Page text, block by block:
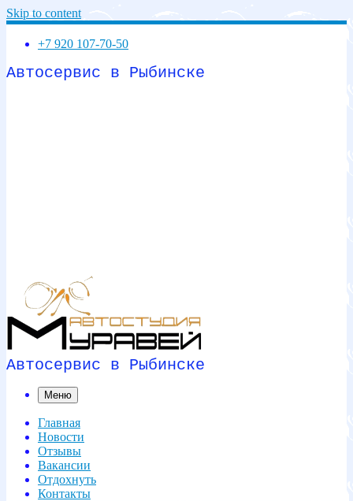
Skip to content
+7 920 107-70-50
Автосервис в Рыбинске
Автосервис в Рыбинске
Меню
Главная
Новости
Отзывы
Вакансии
Отдохнуть
Контакты